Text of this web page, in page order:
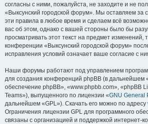
согласны с ними, пожалуйста, не заходите и не
«Выксунский городской форум». Мы оставляем за
эти правила в любое время и сделаем всё
вас об этом, однако с вашей стороны было бы
просматривать этот текст на предмет изменений,
конференции «Выксунский городской форум»
исправления условий означает ваше согласие с
Наши форумы работают под управлением
для создания конференций phpBB (в дальнейшем
обеспечение phpBB», «www.phpbb.com», «phpBB
Teams»), выпущенного по лицензии «GNU General
дальнейшем «GPL»). Скачать его можно по адресу
Ограничения лицензии GPL для программного
связаны с организацией и поддержкой интернет-